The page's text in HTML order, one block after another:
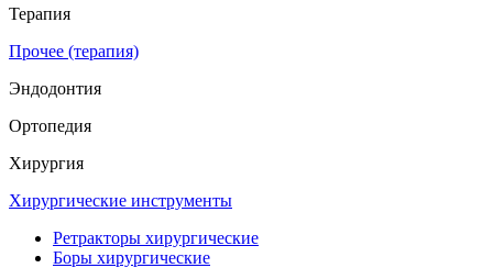
Терапия
Прочее (терапия)
Эндодонтия
Ортопедия
Хирургия
Хирургические инструменты
Ретракторы хирургические
Боры хирургические